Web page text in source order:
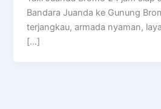
Bandara Juanda ke Gunung
terjangkau, armada nyaman,
[…]